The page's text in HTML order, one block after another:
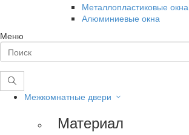
Металлопластиковые окна
Алюминиевые окна
Меню
Межкомнатные двери
Материал